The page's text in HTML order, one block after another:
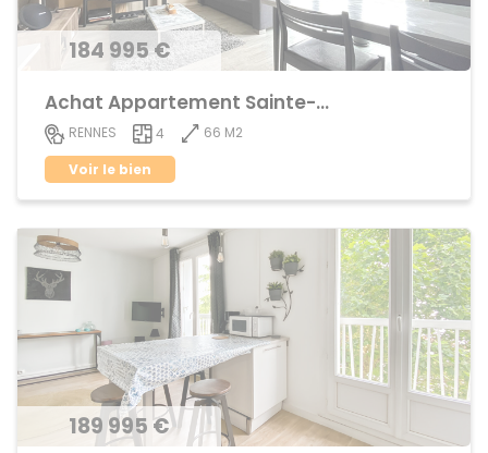
184 995 €
Achat Appartement Sainte-Thérèse
RENNES 4
66 M2
Voir le bien
189 995 €